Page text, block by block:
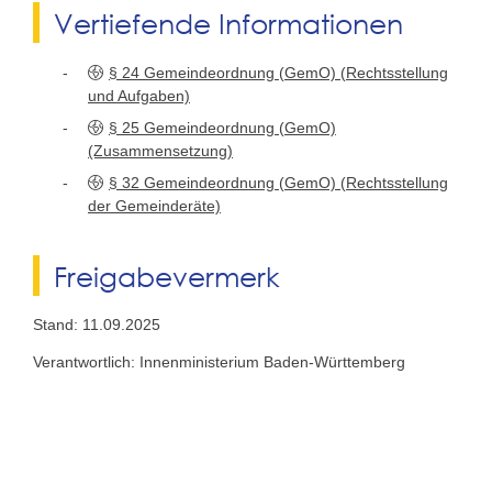
Vertiefende Informationen
§ 24 Gemeindeordnung (GemO) (Rechtsstellung
und Aufgaben)
§ 25 Gemeindeordnung (GemO)
(Zusammensetzung)
§ 32 Gemeindeordnung (GemO) (Rechtsstellung
der Gemeinderäte)
Freigabevermerk
Stand: 11.09.2025
Verantwortlich: Innenministerium Baden-Württemberg